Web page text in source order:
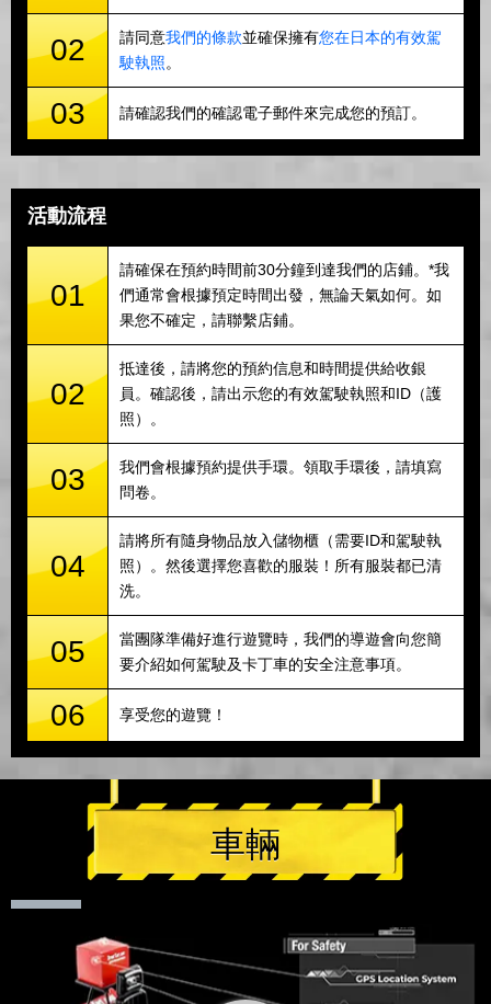
02 請同意我們的條款並確保擁有您在日本的有效駕
駛執照。
03 請確認我們的確認電子郵件來完成您的預訂。
活動流程
01
請確保在預約時間前30分鐘到達我們的店鋪。*我
們通常會根據預定時間出發，無論天氣如何。如
果您不確定，請聯繫店鋪。
02
抵達後，請將您的預約信息和時間提供給收銀
員。確認後，請出示您的有效駕駛執照和ID（護
照）。
03
我們會根據預約提供手環。領取手環後，請填寫
問卷。
04
請將所有隨身物品放入儲物櫃（需要ID和駕駛執
照）。然後選擇您喜歡的服裝！所有服裝都已清
洗。
05
當團隊準備好進行遊覽時，我們的導遊會向您簡
要介紹如何駕駛及卡丁車的安全注意事項。
06 享受您的遊覽！
車輛